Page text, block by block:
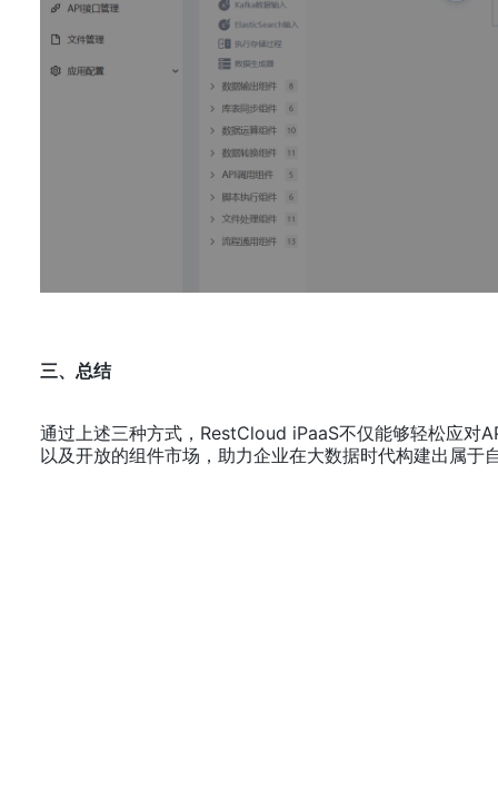
三、总结
通过上述三种方式，RestCloud iPaaS不仅能够轻松应对
以及开放的组件市场，助力企业在大数据时代构建出属于